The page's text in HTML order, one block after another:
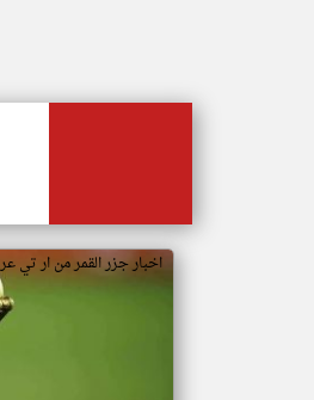
اخبار جزر القمر من ار تي